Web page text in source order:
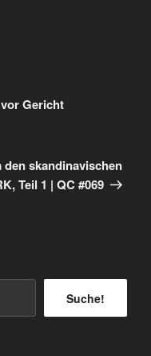
Gericht
den skandinavischen
Teil 1 | QC #069
Suche!